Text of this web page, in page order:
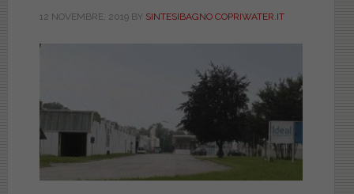
12 NOVEMBRE, 2019BY SINTESIBAGNO COPRIWATER.IT